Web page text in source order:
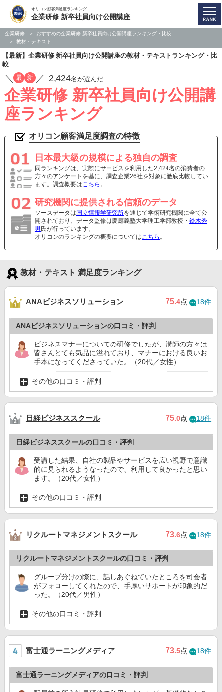
オリコン顧客満足度ランキング
企業研修 新卒社員向け公開講座
企業研修
おすすめの企業研修 新卒社員向け公開講座ランキング・比較
教材・テキスト
【最新】企業研修 新卒社員向け公開講座の教材・テキストランキング・比
較
／ 最 新 ／ 2,424名が選んだ
企業研修 新卒社員向け公開講
座ランキング
オリコン顧客満足度調査の特徴
日本最大級の規模による独自の調査
同ランキングは、実際にサービスを利用した2,424名の消費者の
方々のアンケートを基に、調査企業26社を対象に徹底比較してい
ます。調査概要はこちら 。
研究機関に提供される信頼のデータ
ソースデータは 国立情報学研究所を通じて学術研究機関に全て公
開されており、データ監修は慶應義塾大学理工学部教授・ 鈴木秀
男 氏が行っています。
オリコンのランキングの概要についてはこちら 。
教材・テキスト 満足度ランキング
ANAビジネスソリューション 75.4点 18件
ANAビジネスソリューションの口コミ・評判
ビジネスマナーについての研修でしたが、講師の方々は
皆さんとても気品に溢れており、マナーにおける良いお
手本になってくださっていた。（20代／女性）
その他の口コミ・評判
日経ビジネススクール 75.0点 18件
日経ビジネススクールの口コミ・評判
受講した結果、自社の製品やサービスを広い視野で意識
的に見られるようなったので、利用して良かったと思い
ます。（20代／女性）
その他の口コミ・評判
リクルートマネジメントスクール 73.6点 18件
リクルートマネジメントスクールの口コミ・評判
グループ分けの際に、話しあぐねていたところを司会者
がフォローしてくれたので、手厚いサポートが印象的だ
った。（20代／男性）
その他の口コミ・評判
富士通ラーニングメディア 73.5点 18件
富士通ラーニングメディアの口コミ・評判